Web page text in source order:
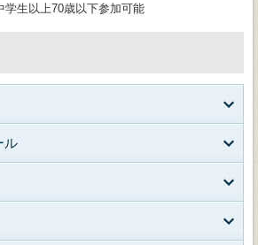
学生以上70歳以下参加可能
ル